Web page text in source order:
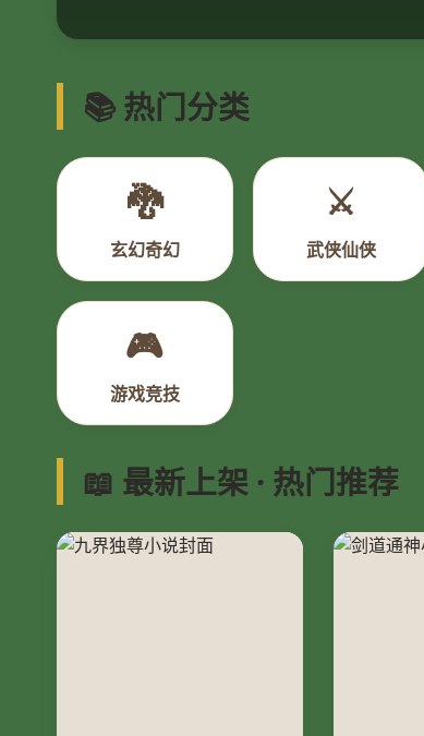
📚 热门分类
🐉
玄幻奇幻
⚔️
武侠仙侠
🎮
游戏竞技
📖 最新上架 · 热门推荐